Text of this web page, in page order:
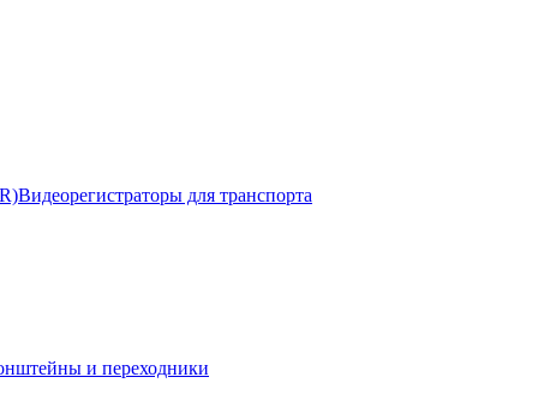
Видеорегистраторы для транспорта
и переходники